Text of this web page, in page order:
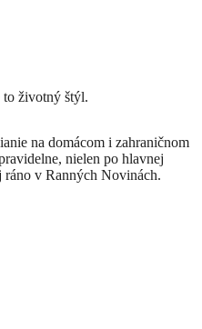
to životný štýl.
na domácom i zahraničnom
nielen po hlavnej
ráno v Ranných Novinách.